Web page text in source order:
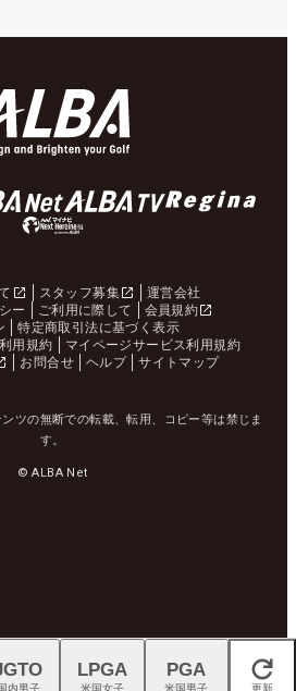
スタッフ募集
運営会社
ー
ご利用に際して
会員規約
特定商取引法に基づく表示
用規約
マイページサービス利用規約
お問合せ ヘルプ サイトマップ
ツの無断での転載、転用、コピー等は禁じま
す。
© ALBA Net
閉じる
国内男子
LPGA
米国女子
PGA
米国男子 更新